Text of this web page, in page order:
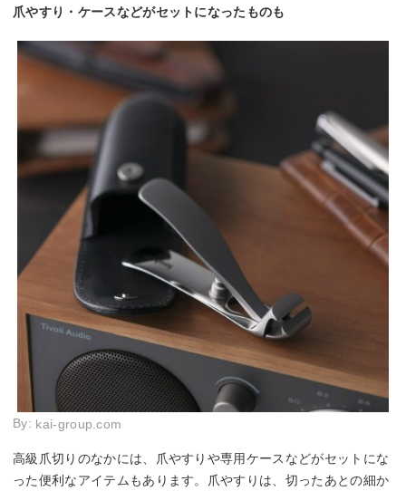
爪やすり・ケースなどがセットになったものも
By: kai-group.com
高級爪切りのなかには、爪やすりや専用ケースなどがセットにな
った便利なアイテムもあります。爪やすりは、切ったあとの細か